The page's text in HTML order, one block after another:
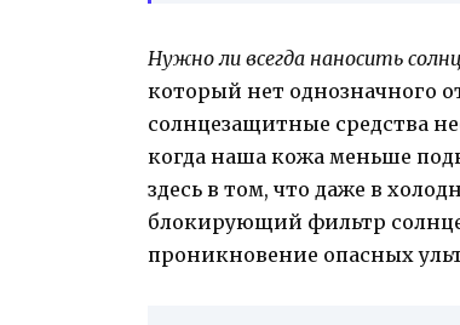
Нужно ли всегда наносить
который нет однозначного
солнцезащитные средства
когда наша кожа меньше
здесь в том, что даже в
блокирующий фильтр
проникновение опасных